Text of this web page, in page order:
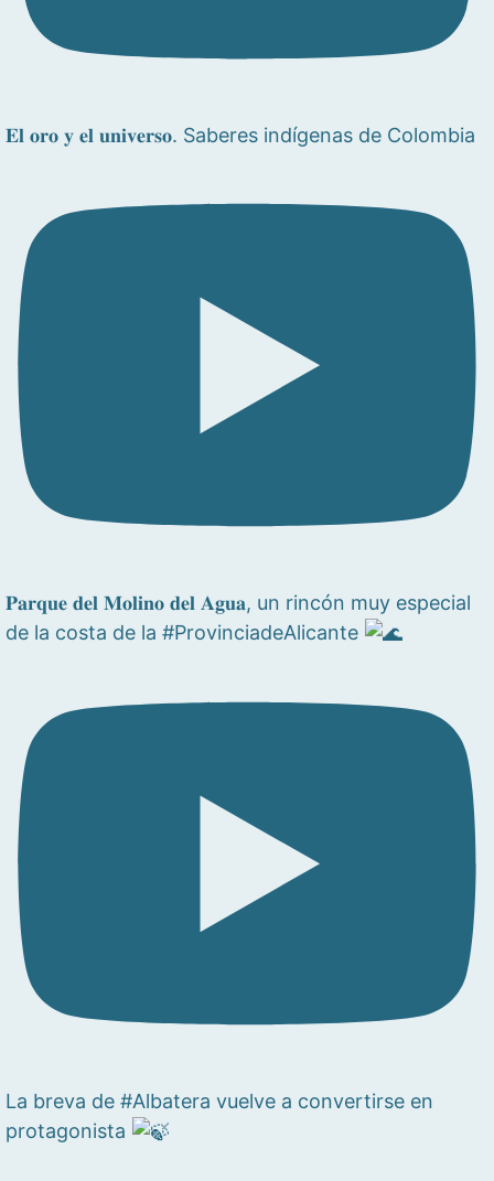
𝐄𝐥 𝐨𝐫𝐨 𝐲 𝐞𝐥 𝐮𝐧𝐢𝐯𝐞𝐫𝐬𝐨. Saberes indígenas de Colombia
𝐏𝐚𝐫𝐪𝐮𝐞 𝐝𝐞𝐥 𝐌𝐨𝐥𝐢𝐧𝐨 𝐝𝐞𝐥 𝐀𝐠𝐮𝐚, un rincón muy especial
de la costa de la #ProvinciadeAlicante
La breva de #Albatera vuelve a convertirse en
protagonista